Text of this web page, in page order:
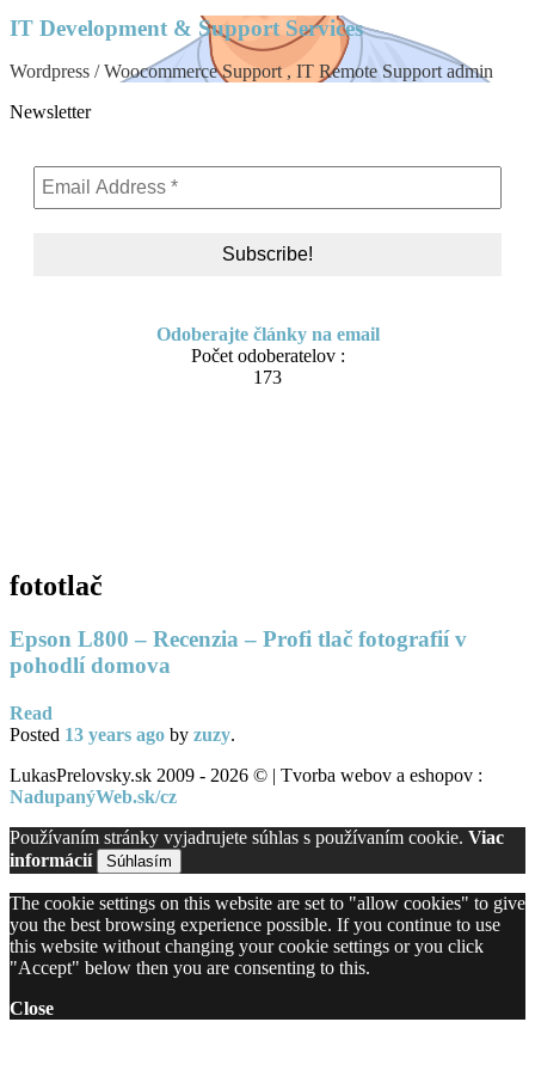
IT Development & Support Services
Wordpress / Woocommerce Support , IT Remote Support admin
Newsletter
Odoberajte články na email
Počet odoberatelov :
173
fototlač
Epson L800 – Recenzia – Profi tlač fotografií v
pohodlí domova
Read
Posted 13 years ago by zuzy.
LukasPrelovsky.sk 2009 - 2026 © | Tvorba webov a eshopov :
NadupanýWeb.sk/cz
Používaním stránky vyjadrujete súhlas s používaním cookie. Viac
informácií
Súhlasím
The cookie settings on this website are set to "allow cookies" to give
you the best browsing experience possible. If you continue to use
this website without changing your cookie settings or you click
"Accept" below then you are consenting to this.
Close